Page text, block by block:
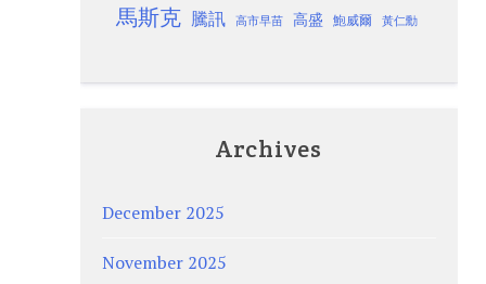
馬斯克 騰訊 高市早苗 高盛 鮑威爾 黃仁勳
Archives
December 2025
November 2025